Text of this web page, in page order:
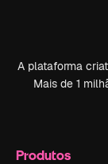
A plataforma
Mais de 1
Produtos